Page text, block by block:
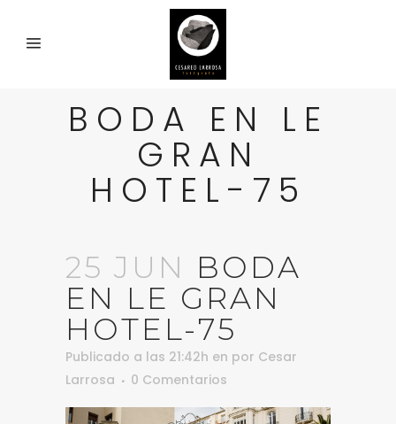
BODA EN LE
GRAN
HOTEL-75
25 JUN BODA
EN LE GRAN
HOTEL-75
Publicado a las 21:42h en por Cesar
Larrosa
0 Comentarios